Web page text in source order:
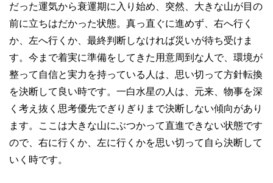
だった運気から衰運期に入り始め、突然、大きな山が目の
前に立ちはだかった状態。真っ直ぐに進めず、右へ行く
か、左へ行くか、最終判断しなければ災いが待ち受けま
す。今まで着実に準備をしてきた用意周到な人で、環境が
整って自信と実力を持っている人は、思い切って方針転換
を決断して良い時です。一白水星の人は、元来、物事を深
く考え抜く思考優先でぎりぎりまで決断しない傾向があり
ます。ここは大きな山にぶつかって直進できない状態です
ので、右に行くか、左に行くかを思い切って自ら決断して
いく時です。